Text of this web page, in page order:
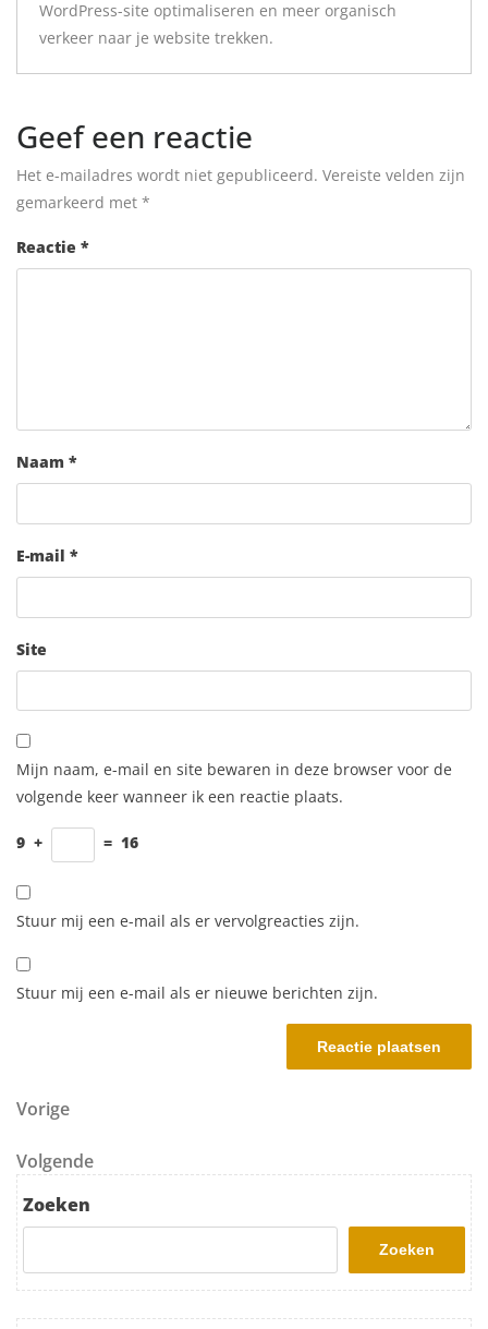
WordPress-site optimaliseren en meer organisch
verkeer naar je website trekken.
Geef een reactie
Het e-mailadres wordt niet gepubliceerd. Vereiste velden zijn
gemarkeerd met *
Reactie *
Naam *
E-mail *
Site
Mijn naam, e-mail en site bewaren in deze browser voor de
volgende keer wanneer ik een reactie plaats.
9 + = 16
Stuur mij een e-mail als er vervolgreacties zijn.
Stuur mij een e-mail als er nieuwe berichten zijn.
Berichtnavigatie
Vorig bericht
Vorige
Volgend bericht
Volgende
Zoeken
Zoeken